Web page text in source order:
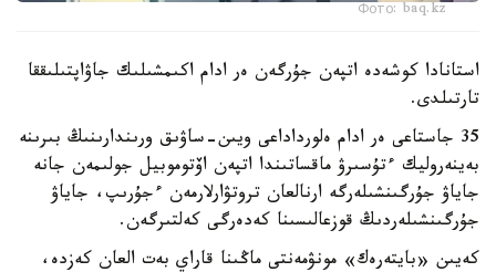
Фото: baq.kz
استانادا كوشەدە اتپەن جۇرگەن ەر ادام اكىمشىلىك جاۋاپتىلىققا
تارتىلدى.
35 جاستاعى ەر ادام ەلورداداعى ويىن-ساۋىق ورىندارىنىڭ بىرىنە
بەينەروليك ءتۇسىرۋ ماقساتىندا اتپەن اۆتوموبيل جولىمەن جانە
جاياۋ جۇرگىنشىلەرگە ارنالعان تروتۋارلارمەن ءجۇرىپ، جاياۋ
جۇرگىنشىلەردىڭ قوزعالىسىنا كەدەرگى كەلتىرگەن.
كەيىن «بايتەرەك» مونۋمەنتى ماڭىنا قاراي بەت العان كەزدە،